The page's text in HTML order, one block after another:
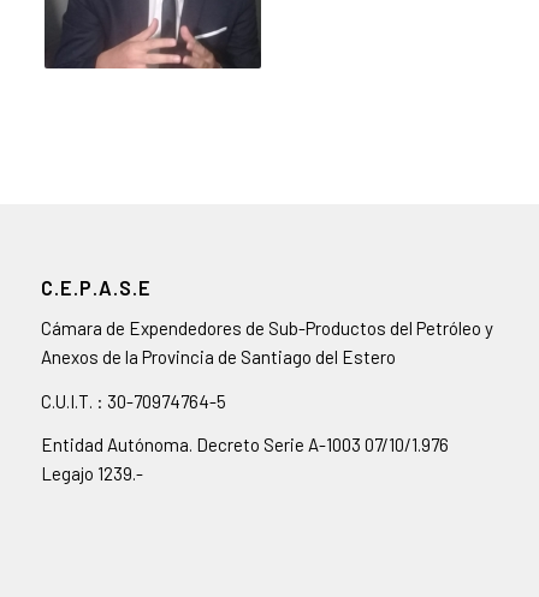
C.E.P.A.S.E
Cámara de Expendedores de Sub-Productos del Petróleo y
Anexos de la Provincia de Santiago del Estero
C.U.I.T. : 30-70974764-5
Entidad Autónoma. Decreto Serie A-1003 07/10/1.976
Legajo 1239.-